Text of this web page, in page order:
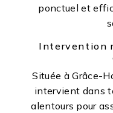
ponctuel et
Intervention
Située à Grâce-
intervient dans
alentours pour